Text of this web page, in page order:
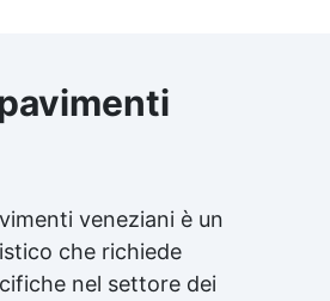
veneziani è un
che richiede
nel settore dei